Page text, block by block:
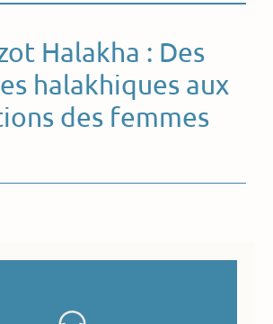
Halakha : Des
halakhiques aux
des femmes